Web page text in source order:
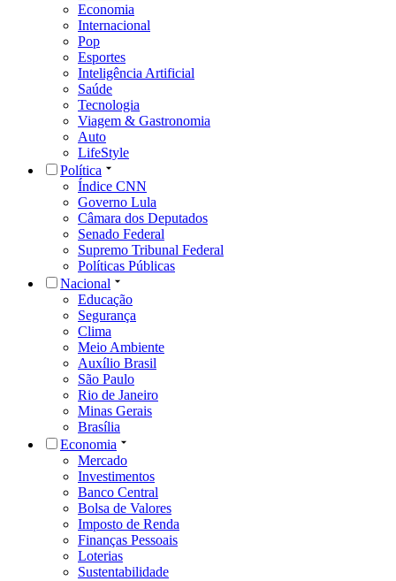
Economia
Internacional
Pop
Esportes
Inteligência Artificial
Saúde
Tecnologia
Viagem & Gastronomia
Auto
LifeStyle
Política
Índice CNN
Governo Lula
Câmara dos Deputados
Senado Federal
Supremo Tribunal Federal
Políticas Públicas
Nacional
Educação
Segurança
Clima
Meio Ambiente
Auxílio Brasil
São Paulo
Rio de Janeiro
Minas Gerais
Brasília
Economia
Mercado
Investimentos
Banco Central
Bolsa de Valores
Imposto de Renda
Finanças Pessoais
Loterias
Sustentabilidade